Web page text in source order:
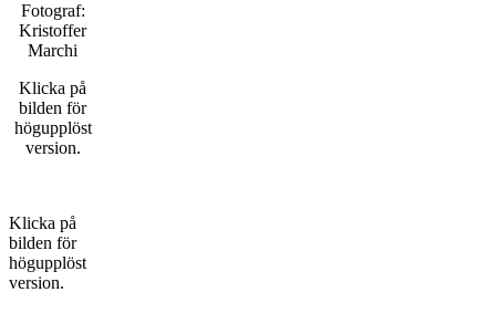
Fotograf:
Kristoffer
Marchi
Klicka på
bilden för
högupplöst
version.
Klicka på
bilden för
högupplöst
version.